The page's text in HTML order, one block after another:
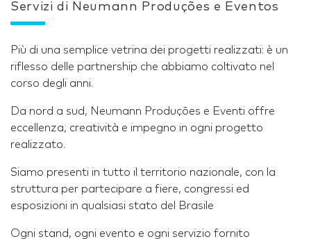
Servizi di Neumann Produções e Eventos
Più di una semplice vetrina dei progetti realizzati: è un
riflesso delle partnership che abbiamo coltivato nel
corso degli anni.
Da nord a sud, Neumann Produções e Eventi offre
eccellenza, creatività e impegno in ogni progetto
realizzato.
Siamo presenti in tutto il territorio nazionale, con la
struttura per partecipare a fiere, congressi ed
esposizioni in qualsiasi stato del Brasile
Ogni stand, ogni evento e ogni servizio fornito